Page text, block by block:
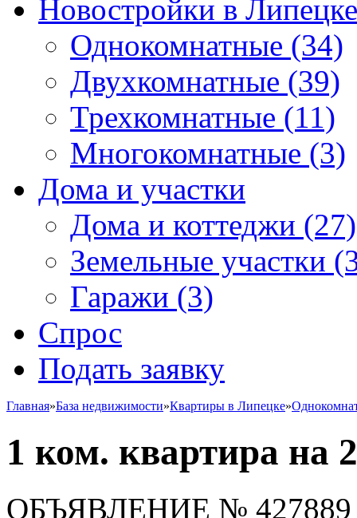
Новостройки в Липецке
Однокомнатные (34)
Двухкомнатные (39)
Трехкомнатные (11)
Многокомнатные (3)
Дома и участки
Дома и коттеджи (27)
Земельные участки
Гаражи (3)
Спрос
Подать заявку
Главная»База недвижимости»Квартиры в Липецке»
1 ком. квартира на
ОБЪЯВЛЕНИЕ № 427889